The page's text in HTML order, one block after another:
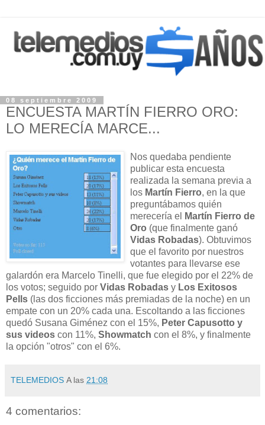
08 septiembre 2009
ENCUESTA MARTÍN FIERRO ORO:
LO MERECÍA MARCE...
Nos quedaba pendiente
publicar esta encuesta
realizada la semana previa a
los Martín Fierro, en la que
preguntábamos quién
merecería el
Martín Fierro de
Oro (que finalmente ganó
Vidas Robadas). Obtuvimos
que el favorito por nuestros
votantes para llevarse ese
galardón era Marcelo Tinelli, que fue elegido por el 22% de
los votos; seguido por Vidas Robadas y Los Exitosos
Pells (las dos ficciones más premiadas de la noche) en un
empate con un 20% cada una. Escoltando a las ficciones
quedó Susana Giménez con el 15%, Peter Capusotto y
sus videos con 11%, Showmatch con el 8%, y finalmente
la opción "otros" con el 6%.
TELEMEDIOS A las 21:08
4 comentarios: